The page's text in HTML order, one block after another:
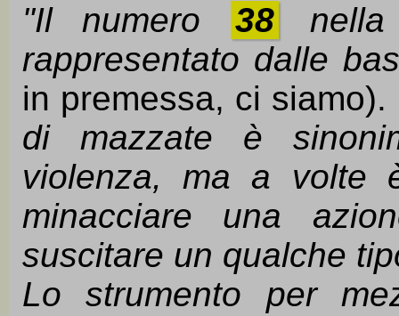
"Il numero
38
nella
rappresentato dalle
in premessa, ci siamo).
di mazzate è
violenza, ma a volte
minacciare una
suscitare un qualche
Lo strumento per